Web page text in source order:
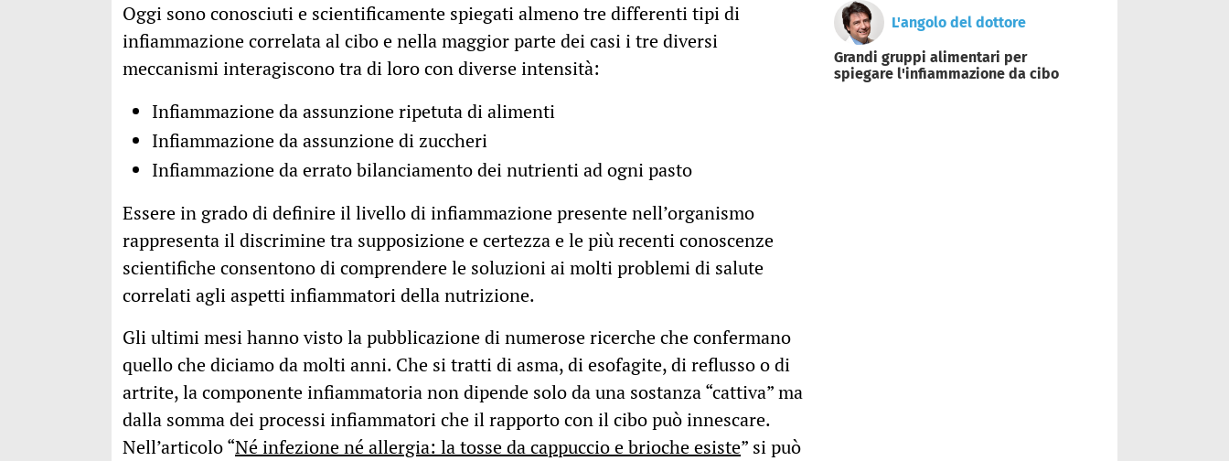
Oggi sono conosciuti e scientificamente spiegati almeno tre differenti tipi di
infiammazione correlata al cibo e nella maggior parte dei casi i tre diversi
meccanismi interagiscono tra di loro con diverse intensità:
Infiammazione da assunzione ripetuta di alimenti
Infiammazione da assunzione di zuccheri
Infiammazione da errato bilanciamento dei nutrienti ad ogni pasto
Essere in grado di definire il livello di infiammazione presente nell’organismo
rappresenta il discrimine tra supposizione e certezza e le più recenti conoscenze
scientifiche consentono di comprendere le soluzioni ai molti problemi di salute
correlati agli aspetti infiammatori della nutrizione.
Gli ultimi mesi hanno visto la pubblicazione di numerose ricerche che confermano
quello che diciamo da molti anni. Che si tratti di asma, di esofagite, di reflusso o di
artrite, la componente infiammatoria non dipende solo da una sostanza “cattiva” ma
dalla somma dei processi infiammatori che il rapporto con il cibo può innescare.
Nell’articolo “Né infezione né allergia: la tosse da cappuccio e brioche esiste” si può
L'angolo del dottore
Grandi gruppi alimentari per
spiegare l'infiammazione da cibo